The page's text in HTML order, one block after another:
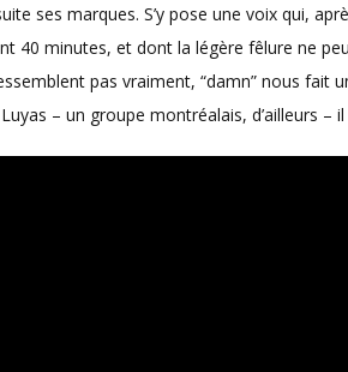
ses marques. S’y pose une voix qui,
40 minutes, et dont la légère fêlure ne
pas vraiment, “damn” nous fait
– un groupe montréalais, d’ailleurs –